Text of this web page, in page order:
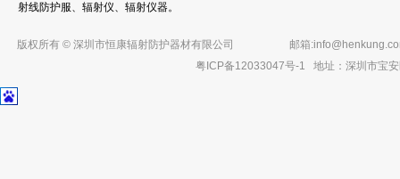
射线防护服、辐射仪、辐射仪器。
版权所有 © 深圳市恒康辐射防护器材有限公司 邮箱:
粤ICP备12033047号-1 地址：深圳市宝